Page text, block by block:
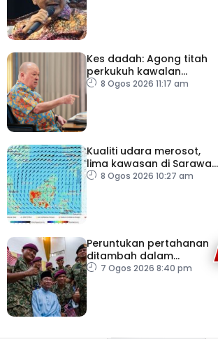
Kes dadah: Agong titah
perkukuh kawalan
lapangan terbang, pintu
8 Ogos 2026 11:17 am
Kualiti udara merosot,
lima kawasan di Sarawak
catat IPU tidak sihat
8 Ogos 2026 10:27 am
Peruntukan pertahanan
ditambah dalam
Belanjawan 2027
7 Ogos 2026 8:40 pm